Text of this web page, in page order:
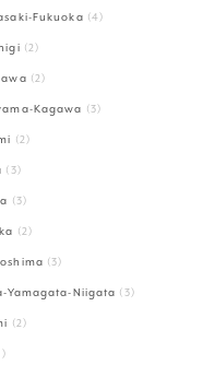
Fukuoka (4)
(2)
(2)
Kagawa (3)
(2)
(3)
(3)
(2)
(3)
Yamagata-Niigata (3)
(2)